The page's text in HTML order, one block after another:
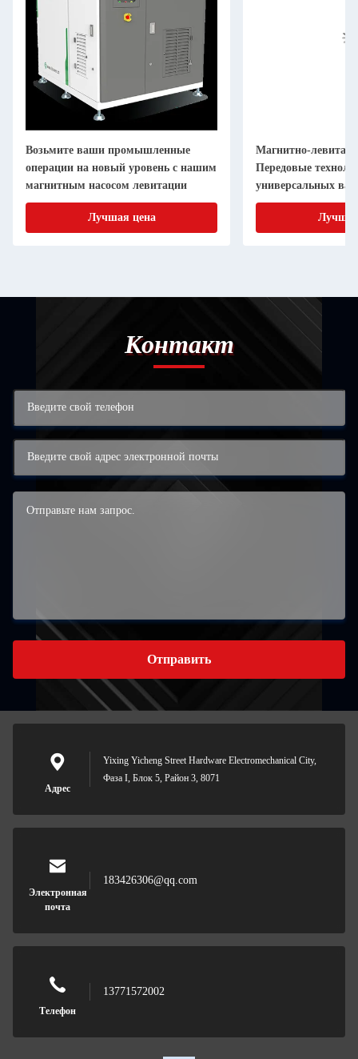
Возьмите ваши промышленные
операции на новый уровень с нашим
магнитным насосом левитации
Лучшая цена
Магнитно-
Передовые
универсальных
компактное
Контакт
Отправить
Адрес
Yixing Yicheng Street Hardware Electromechanical City,
Фаза I, Блок 5, Район 3, 8071
Электронная
почта
183426306@qq.com
Телефон
13771572002